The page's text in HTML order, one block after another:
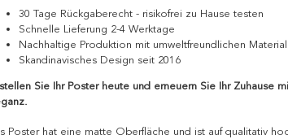
30 Tage Rückgaberecht - risikofrei zu Hause testen
Schnelle Lieferung 2-4 Werktage
Nachhaltige Produktion mit umweltfreundlichen
Skandinavisches Design seit 2016
Sie Ihr Poster heute und erneuern Sie Ihr Zuhause
Poster hat eine matte Oberfläche und ist auf qualitativ